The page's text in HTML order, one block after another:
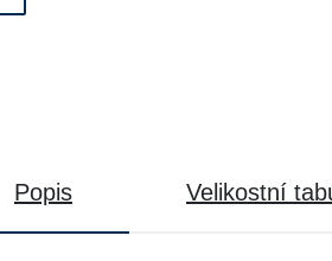
Popis Velikostní